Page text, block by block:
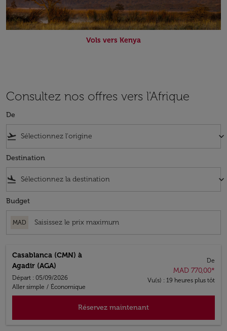
Vols vers Kenya
Consultez nos offres vers l'Afrique
De
flight_takeoff keyboard_arrow_down
Destination
flight_land keyboard_arrow_down
Budget
MAD
Casablanca (CMN) à
Agadir (AGA)
Départ : 05/09/2026
Aller simple / Économique
De
MAD 770,00*
Vu(s) : 19 heures plus tôt
Réservez maintenant